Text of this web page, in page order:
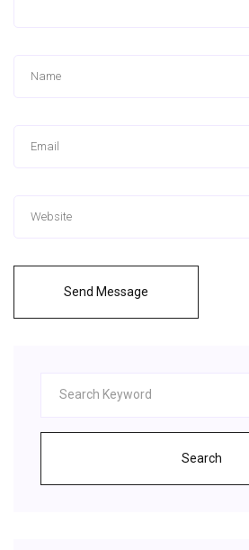
Send Message
Search